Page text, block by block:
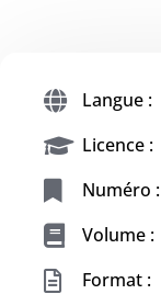
Langue :
Licence :
Numéro :
Volume :
Format :